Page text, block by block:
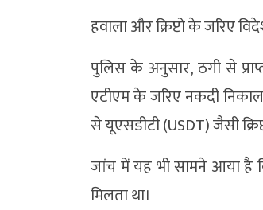
हवाला और क्रिप्टो के जरिए
पुलिस के अनुसार, ठगी से
एटीएम के जरिए नकदी
से यूएसडीटी (USDT) जैसी
जांच में यह भी सामने आया है
मिलता था।